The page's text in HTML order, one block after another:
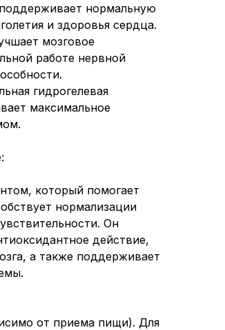
нормальную
и здоровья сердца.
мозговое
работе нервной
гидрогелевая
максимальное
который помогает
нормализации
Он
действие,
а также поддерживает
от приема пищи). Для